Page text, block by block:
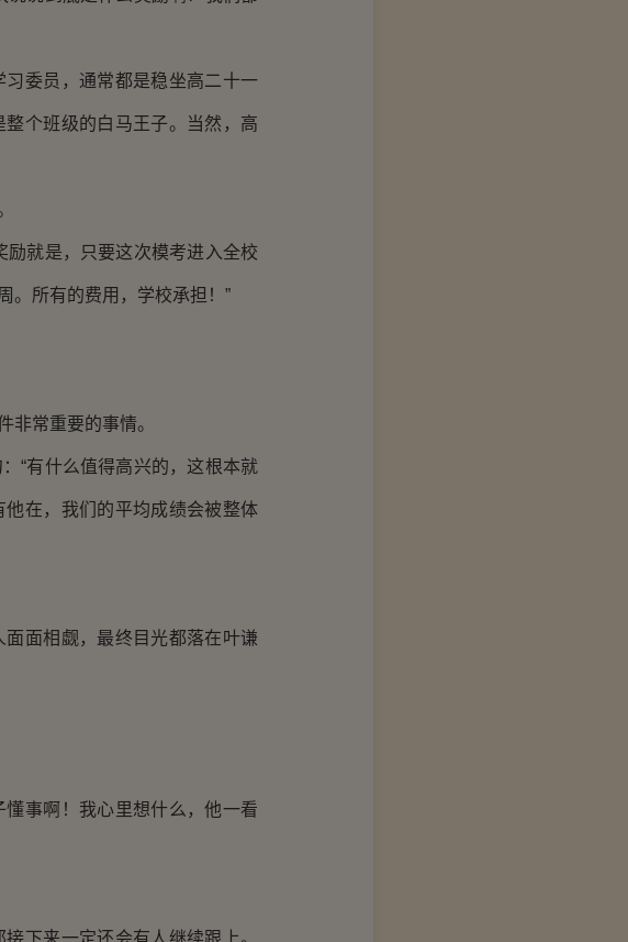
委员，通常都是稳坐高二十一
个班级的白马王子。当然，高
就是，只要这次模考进入全校
。所有的费用，学校承担！”
常重要的事情。
“有什么值得高兴的，这根本就
在，我们的平均成绩会被整体
面相觑，最终目光都落在叶谦
事啊！我心里想什么，他一看
下来一定还会有人继续跟上。